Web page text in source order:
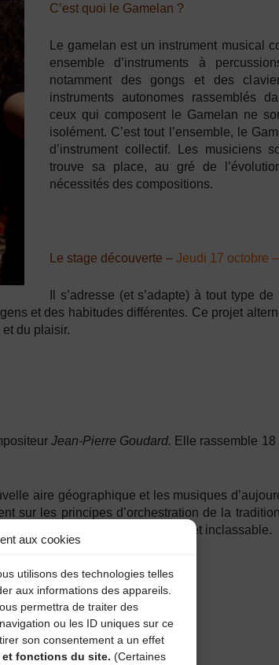
aux cookies
utilisons des technologies telles
aux informations des appareils.
permettra de traiter des
ou les ID uniques sur ce
son consentement a un effet
fonctions du site. (Certaines
C’est quoi le Gamelan ?
Le gamelan est un instrument musical
ensemble d’instruments à
notamment des gongs et des
instruments autonomes rassemblés
ceux qui composent le Gamelan ne
isolément. C’est tout l’ensemble, le
d’instrument collectif. Les musiciens
trouve sa place, au gré de
nécessités des compositions.
Le stage découverte – Jeudi 17 octobre
Il s’adresse (et s’adapte) à tout type
et des habitudes différentes. Ce projet
du plaisir.
Jean-Pierre Goudard. Elle rassemble 18
aire géographique et les musiques
sur les principes d’orchestration de la
musical surprenant, envoûtant et inclassable.